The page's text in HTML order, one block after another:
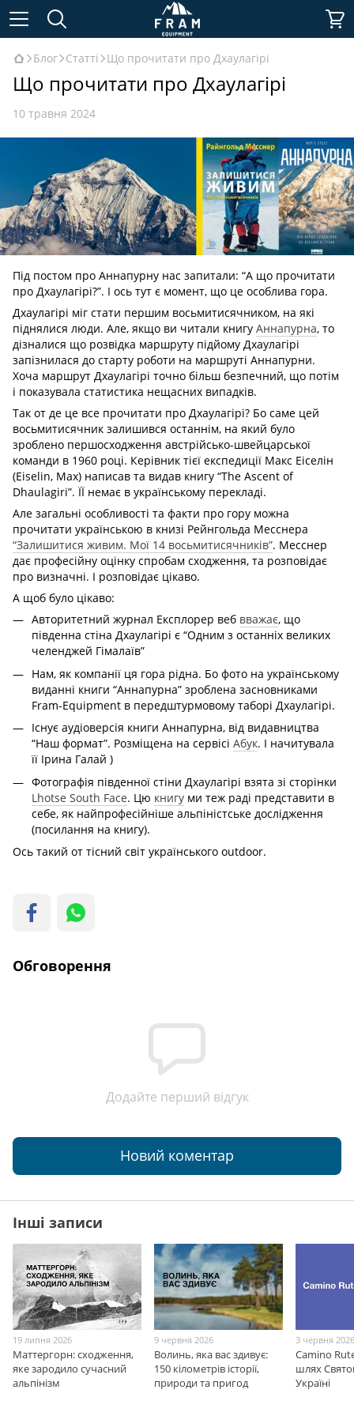
Блог Статті Що прочитати про Дхаулагірі
Що прочитати про Дхаулагірі
10 травня 2024
Під постом про Аннапурну нас запитали: “А що прочитати
про Дхаулагірі?”. І ось тут є момент, що це особлива гора.
Дхаулагірі міг стати першим восьмитисячником, на які
піднялися люди. Але, якщо ви читали книгу Аннапурна, то
дізналися що розвідка маршруту підйому Дхаулагірі
запізнилася до старту роботи на маршруті Аннапурни.
Хоча маршрут Дхаулагірі точно більш безпечний, що потім
і показувала статистика нещасних випадків.
Так от де це все прочитати про Дхаулагірі? Бо саме цей
восьмитисячник залишився останнім, на який було
зроблено першосходження австрійсько-швейцарської
команди в 1960 році. Керівник тієї експедиції Макс Еіселін
(Eiselin, Max) написав та видав книгу “The Ascent of
Dhaulagiri”. ЇЇ немає в українському перекладі.
Але загальні особливості та факти про гору можна
прочитати українською в книзі Рейнгольда Месснера
“Залишитися живим. Мої 14 восьмитисячників”. Месснер
дає професійну оцінку спробам сходження, та розповідає
про визначні. І розповідає цікаво.
А щоб було цікаво:
Авторитетний журнал Експлорер веб вважає, що
південна стіна Дхаулагірі є “Одним з останніх великих
челенджей Гімалаїв”
Нам, як компанії ця гора рідна. Бо фото на українському
виданні книги “Аннапурна” зроблена засновниками
Fram-Equipment в передштурмовому таборі Дхаулагірі.
Існує аудіоверсія книги Аннапурна, від видавництва
“Наш формат”. Розміщена на сервісі Абук. І начитувала
її Ірина Галай )
Фотографія південної стіни Дхаулагірі взята зі сторінки
Lhotse South Face. Цю книгу ми теж раді представити в
себе, як найпрофесійніше альпіністське дослідження
(посилання на книгу).
Ось такий от тісний світ українського outdoor.
Обговорення
Додайте перший відгук
Новий коментар
Інші записи
19 липня 2026
Маттергорн: сходження,
яке зародило сучасний
альпінізм
9 червня 2026
Волинь, яка вас здивує:
150 кілометрів історії,
природи та пригод
3 червня
Camino
шлях
Україні